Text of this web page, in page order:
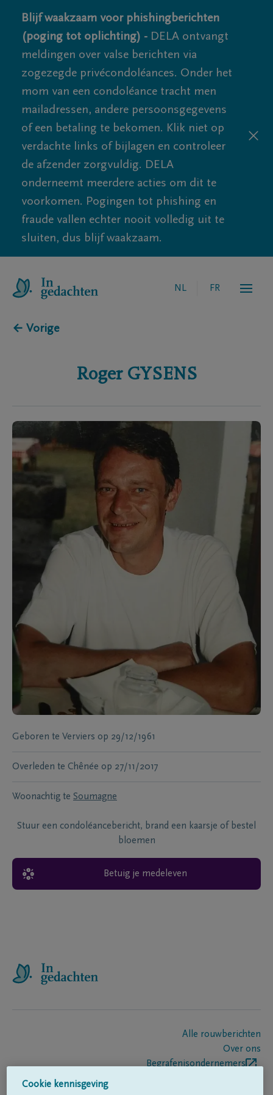
Blijf waakzaam voor phishingberichten
(poging tot oplichting) - DELA ontvangt
meldingen over valse berichten via
zogezegde privécondoléances. Onder het
mom van een condoléance tracht men
mailadressen, andere persoonsgegevens
of een betaling te bekomen. Klik niet op
verdachte links of bijlagen en controleer
de afzender zorgvuldig. DELA
onderneemt meerdere acties om dit te
voorkomen. Pogingen tot phishing en
fraude vallen echter nooit volledig uit te
sluiten, dus blijf waakzaam.
NL FR
← Vorige
Roger GYSENS
Geboren te Verviers op 29/12/1961
Overleden te Chênée op 27/11/2017
Woonachtig te Soumagne
Stuur een condoléancebericht, brand een kaarsje of bestel
bloemen
Betuig je medeleven
Alle rouwberichten
Over ons
Begrafenisondernemers
Cookie kennisgeving